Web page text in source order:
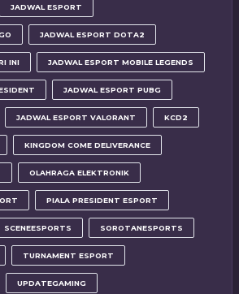
JADWAL ESPORT
JADWAL ESPORT DOTA2
INI JADWAL ESPORT MOBILE LEGENDS
JADWAL ESPORT PUBG
JADWAL ESPORT VALORANT KCD2
KINGDOM COME DELIVERANCE
OLAHRAGA ELEKTRONIK
PIALA PRESIDENT ESPORT
SCENEESPORTS SOROTANESPORTS
TURNAMENT ESPORT
UPDATEGAMING